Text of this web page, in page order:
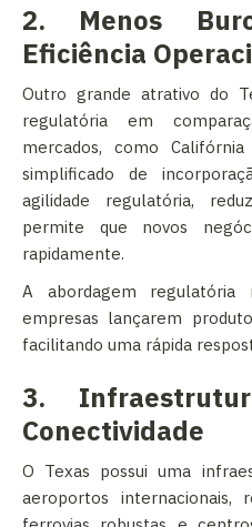
2. Menos
Eficiência
Outro grande atrativo do
regulatória em
mercados, como
simplificado de
agilidade regulatória,
permite que novos
rapidamente.
A abordagem regulatória
empresas lançarem
facilitando uma rápida
3.
Conectividade
O Texas possui uma
aeroportos internacionais,